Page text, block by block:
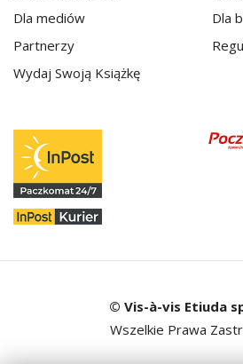
Dla mediów
Partnerzy
Wydaj Swoją Książkę
Dla
© Vis-à-vis Etiuda
Wszelkie Prawa